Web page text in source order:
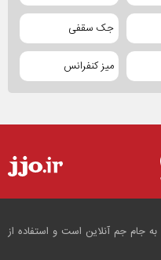
جک سقفی
میز کنفرانس
جام جم آنلاین است و استفاده از